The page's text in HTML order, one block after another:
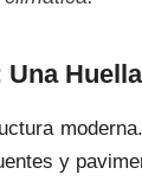
y